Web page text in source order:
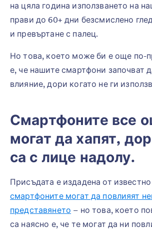
на цяла година използването на
прави до 60+ дни безсмислено
и превъртане с палец.
Но това, което може би е още по-
е, че нашите смартфони започват
влияние, дори когато не ги
Смартфоните все
могат да хапят,
са с лице надолу.
Присъдата е издадена от
смартфоните могат да повлияят
представянето – но това, което
са наясно е, че те могат да ни